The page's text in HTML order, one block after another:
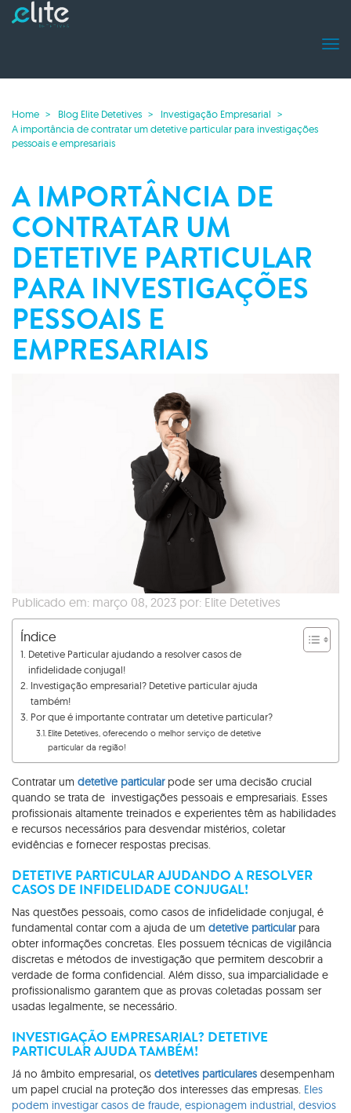
Home Blog Elite Detetives
Investigação Empresarial
A importância de contratar um detetive particular para investigações
pessoais e empresariais
A IMPORTÂNCIA DE
CONTRATAR UM
DETETIVE PARTICULAR
PARA INVESTIGAÇÕES
PESSOAIS E
EMPRESARIAIS
Publicado em: março 08, 2023 por: Elite Detetives
Índice
Detetive Particular ajudando a resolver casos de
infidelidade conjugal!
Investigação empresarial? Detetive particular ajuda
também!
Por que é importante contratar um detetive particular?
Elite Detetives, oferecendo o melhor serviço de detetive
particular da região!
Contratar um detetive particularpode ser uma decisão crucial
quando se trata de investigações pessoais e empresariais. Esses
profissionais altamente treinados e experientes têm as habilidades
e recursos necessários para desvendar mistérios, coletar
evidências e fornecer respostas precisas.
DETETIVE PARTICULAR AJUDANDO A RESOLVER
CASOS DE INFIDELIDADE CONJUGAL!
Nas questões pessoais, como casos de infidelidade conjugal, é
fundamental contar com a ajuda de um detetive particularpara
obter informações concretas. Eles possuem técnicas de vigilância
discretas e métodos de investigação que permitem descobrir a
verdade de forma confidencial. Além disso, sua imparcialidade e
profissionalismo garantem que as provas coletadas possam ser
usadas legalmente, se necessário.
INVESTIGAÇÃO EMPRESARIAL? DETETIVE
PARTICULAR AJUDA TAMBÉM!
Já no âmbito empresarial, os detetives particulares desempenham
um papel crucial na proteção dos interesses das empresas. Eles
podem investigar casos de fraude, espionagem industrial, desvios